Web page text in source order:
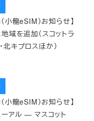
小龍eSIM）お知らせ】
域を追加（スコットラ
北キプロスほか）
小龍eSIM）お知らせ】
ーアル — マスコット